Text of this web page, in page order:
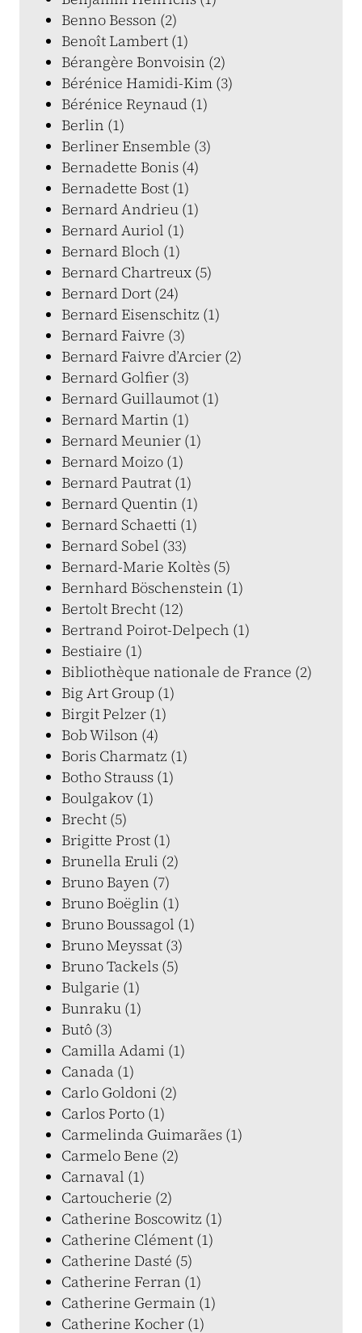
Benno Besson (2)
Benoît Lambert (1)
Bérangère Bonvoisin (2)
Bérénice Hamidi-Kim (3)
Bérénice Reynaud (1)
Berlin (1)
Berliner Ensemble (3)
Bernadette Bonis (4)
Bernadette Bost (1)
Bernard Andrieu (1)
Bernard Auriol (1)
Bernard Bloch (1)
Bernard Chartreux (5)
Bernard Dort (24)
Bernard Eisenschitz (1)
Bernard Faivre (3)
Bernard Faivre d’Arcier (2)
Bernard Golfier (3)
Bernard Guillaumot (1)
Bernard Martin (1)
Bernard Meunier (1)
Bernard Moizo (1)
Bernard Pautrat (1)
Bernard Quentin (1)
Bernard Schaetti (1)
Bernard Sobel (33)
Bernard-Marie Koltès (5)
Bernhard Böschenstein (1)
Bertolt Brecht (12)
Bertrand Poirot-Delpech (1)
Bestiaire (1)
Bibliothèque nationale de France (2)
Big Art Group (1)
Birgit Pelzer (1)
Bob Wilson (4)
Boris Charmatz (1)
Botho Strauss (1)
Boulgakov (1)
Brecht (5)
Brigitte Prost (1)
Brunella Eruli (2)
Bruno Bayen (7)
Bruno Boëglin (1)
Bruno Boussagol (1)
Bruno Meyssat (3)
Bruno Tackels (5)
Bulgarie (1)
Bunraku (1)
Butô (3)
Camilla Adami (1)
Canada (1)
Carlo Goldoni (2)
Carlos Porto (1)
Carmelinda Guimarães (1)
Carmelo Bene (2)
Carnaval (1)
Cartoucherie (2)
Catherine Boscowitz (1)
Catherine Clément (1)
Catherine Dasté (5)
Catherine Ferran (1)
Catherine Germain (1)
Catherine Kocher (1)